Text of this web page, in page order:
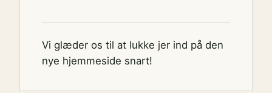
Vi glæder os til at lukke jer ind på den
nye hjemmeside snart!